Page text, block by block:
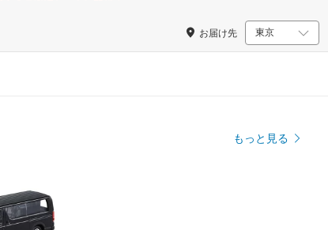
お届け先
もっと見る